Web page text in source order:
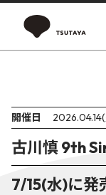
開催日
古川慎 9th
7/15(水)に発